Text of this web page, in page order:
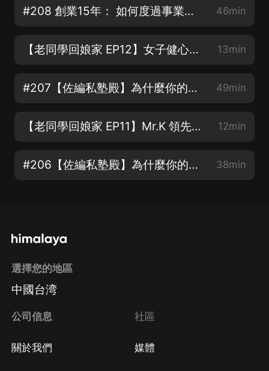
#208 創業15年： 如何度過事業低潮 ？從「陪伴」自己的心理狀態開始 / 印花樂共同創辦人 – Ama 46min
【老同學回娘家 EP12】女子健心室 PeiPei ：健身也健心，照顧全方位的身心靈 13min
#207【佐編私塾殿】為什麼你的品牌沒在獲利？- 下集： 商品賣不動 的原因與解方 49min
【老同學回娘家 EP11】Mr.K 領先時代 ：活用數位工具，提升工作效率 12min
#206【佐編私塾殿】為什麼你的品牌沒在獲利？- 上集：先了解 行銷漏鬥 的概念 38min
選擇您的地區
中國台湾
公司信息
關於我們
社區
媒體